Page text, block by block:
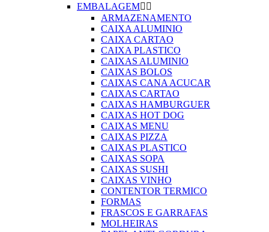
EMBALAGEM 
ARMAZENAMENTO
CAIXA ALUMINIO
CAIXA CARTAO
CAIXA PLASTICO
CAIXAS ALUMINIO
CAIXAS BOLOS
CAIXAS CANA ACUCAR
CAIXAS CARTAO
CAIXAS HAMBURGUER
CAIXAS HOT DOG
CAIXAS MENU
CAIXAS PIZZA
CAIXAS PLASTICO
CAIXAS SOPA
CAIXAS SUSHI
CAIXAS VINHO
CONTENTOR TERMICO
FORMAS
FRASCOS E GARRAFAS
MOLHEIRAS